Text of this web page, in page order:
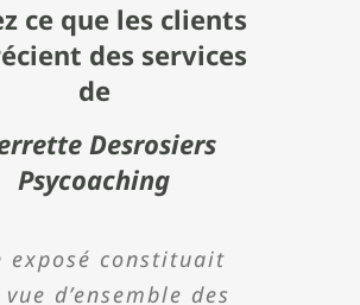
ce que les clients
des services
de
Desrosiers
Psycoaching
exposé constituait
d’ensemble des
est une
conférencière
Desrosiers est
personne qu’il faut
le cadre de
Canada, le
J’ai énormément
apprécié votre